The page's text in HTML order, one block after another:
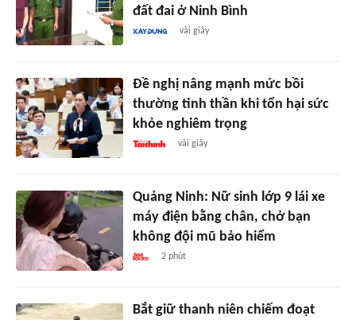
đất đai ở Ninh Bình
vài giây
Đề nghị nâng mạnh mức bồi
thường tinh thần khi tổn hại sức
khỏe nghiêm trọng
vài giây
Quảng Ninh: Nữ sinh lớp 9 lái xe
máy điện bằng chân, chở bạn
không đội mũ bảo hiểm
2 phút
Bắt giữ thanh niên chiếm đoạt